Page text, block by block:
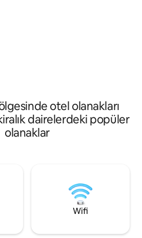
otel olanakları
dairelerdeki popüler
olanaklar
Wifi